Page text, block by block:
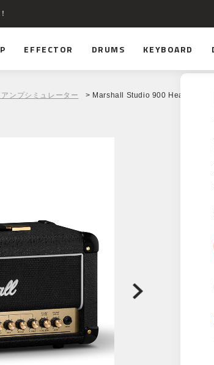
EFFECTOR DRUMS KEYBOARD
ンプシミュレーター > Marshall Studio 900 Head SN20H